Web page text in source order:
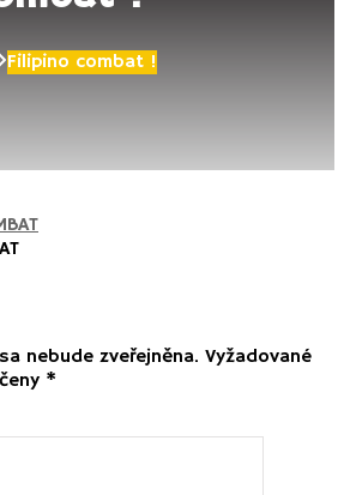
Filipino combat !
nebude zveřejněna. Vyžadované
*